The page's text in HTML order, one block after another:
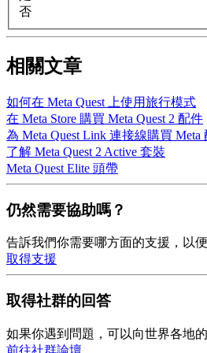
否
相關文章
如何在 Meta Quest 上使用旅行模式
在 Meta Store 購買 Meta Quest 2 配件
為 Meta Quest Link 連接線購買 Meta
了解 Meta Quest 2 Active 套裝
Meta Quest Elite 頭帶
仍然需要協助嗎？
告訴我們你需要哪方面的支援，以
取得支援
取得社群的回答
如果你遇到問題，可以向世界各地的
前往社群論壇